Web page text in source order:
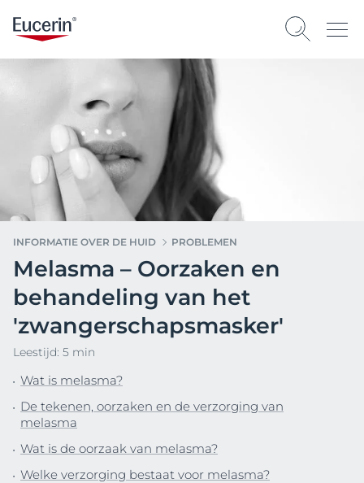
INFORMATIE OVER DE HUID PROBLEMEN
Melasma – Oorzaken en
behandeling van het
'zwangerschapsmasker'
Leestijd: 5 min
Wat is melasma?
De tekenen, oorzaken en de verzorging van
melasma
Wat is de oorzaak van melasma?
Welke verzorging bestaat voor melasma?